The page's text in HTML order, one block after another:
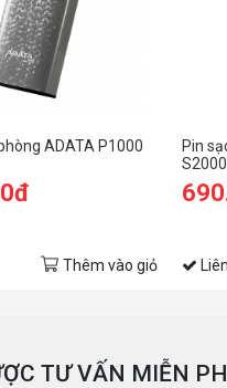
ADATA P1000
Thêm vào giỏ
Pin
TƯ VẤN MIỄN